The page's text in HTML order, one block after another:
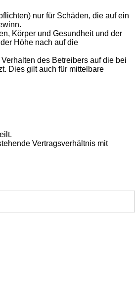
nur für Schäden, die auf ein
Körper und Gesundheit und der
Höhe nach auf die
des Betreibers auf die bei
Dies gilt auch für mittelbare
Vertragsverhältnis mit